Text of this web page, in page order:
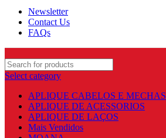
Newsletter
Contact Us
FAQs
Select category
APLIQUE CABELOS E MECHAS
APLIQUE DE ACESSORIOS
APLIQUE DE LAÇOS
Mais Vendidos